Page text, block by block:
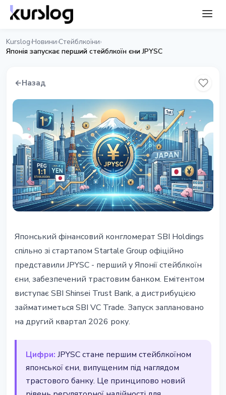
Kurslog›Новини›Стейблкоїни›
Японія запускає перший стейблкоїн єни JPYSC
←Назад
Японія запускає перший
стейблкоїн єни JPYSC
27 лютого 2026 р.2 хв читання
Наталія Дорофєєва
Японський фінансовий конгломерат SBI Holdings
спільно зі стартапом Startale Group офіційно
представили JPYSC - перший у Японії стейблкоїн
єни, забезпечений трастовим банком. Емітентом
виступає SBI Shinsei Trust Bank, а дистрибуцією
займатиметься SBI VC Trade. Запуск заплановано
на другий квартал 2026 року.
Цифри: JPYSC стане першим стейблкоїном
японської єни, випущеним під наглядом
трастового банку. Це принципово новий